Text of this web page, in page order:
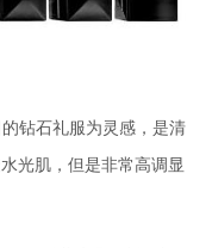
的钻石礼服为灵感，是清
光肌，但是非常高调显